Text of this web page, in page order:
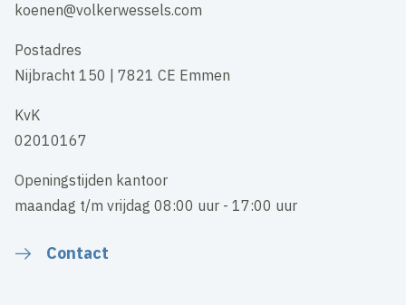
koenen@volkerwessels.com
Postadres
Nijbracht 150 | 7821 CE Emmen
KvK
02010167
Openingstijden kantoor
maandag t/m vrijdag 08:00 uur - 17:00 uur
Contact